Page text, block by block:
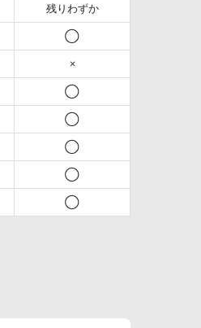
残りわずか
◯
×
◯
◯
◯
◯
◯